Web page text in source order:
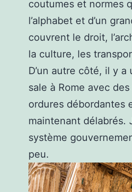
coutumes et normes
l’alphabet et d’un
couvrent le droit,
la culture, les
D’un autre côté, il y
sale à Rome avec
ordures débordantes
maintenant délabrés.
système
peu.